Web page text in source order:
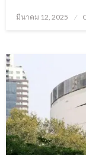
Posted
มีนาคม 12, 2025